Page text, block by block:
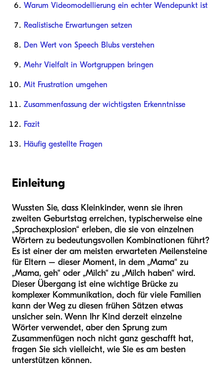
Warum Videomodellierung ein echter Wendepunkt ist
Realistische Erwartungen setzen
Den Wert von Speech Blubs verstehen
Mehr Vielfalt in Wortgruppen bringen
Mit Frustration umgehen
Zusammenfassung der wichtigsten Erkenntnisse
Fazit
Häufig gestellte Fragen
Einleitung
Wussten Sie, dass Kleinkinder, wenn sie ihren
zweiten Geburtstag erreichen, typischerweise eine
„Sprachexplosion“ erleben, die sie von einzelnen
Wörtern zu bedeutungsvollen Kombinationen führt?
Es ist einer der am meisten erwarteten Meilensteine
für Eltern – dieser Moment, in dem „Mama“ zu
„Mama, geh“ oder „Milch“ zu „Milch haben“ wird.
Dieser Übergang ist eine wichtige Brücke zu
komplexer Kommunikation, doch für viele Familien
kann der Weg zu diesen frühen Sätzen etwas
unsicher sein. Wenn Ihr Kind derzeit einzelne
Wörter verwendet, aber den Sprung zum
Zusammenfügen noch nicht ganz geschafft hat,
fragen Sie sich vielleicht, wie Sie es am besten
unterstützen können.